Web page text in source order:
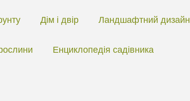
Дім і двір Ландшафтний дизайн
Енциклопедія садівника